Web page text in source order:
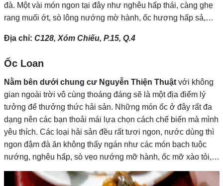
đà. Một vài món ngon tại đây như nghêu hấp thái, càng ghẹ
rang muối ớt, sò lông nướng mờ hành, ốc hương hấp sả,…
Địa chỉ: C128, Xóm Chiếu, P.15, Q.4
Ốc Loan
Nằm bên dưới chung cư Nguyễn Thiện Thuậtvới không
gian ngoài trời vô cùng thoáng đáng sẽ là một địa điểm lý
tưởng để thưởng thức hải sản. Những món ốc ở đây rất đa
dạng nên các bạn thoải mái lựa chọn cách chế biến mà mình
yêu thích. Các loại hải sản đều rất tươi ngon, nước dùng thì
ngon đậm đà ăn không thấy ngán như các món bạch tuộc
nướng, nghêu hấp, sò vẹo nướng mỡ hành, ốc mỡ xào tỏi,…